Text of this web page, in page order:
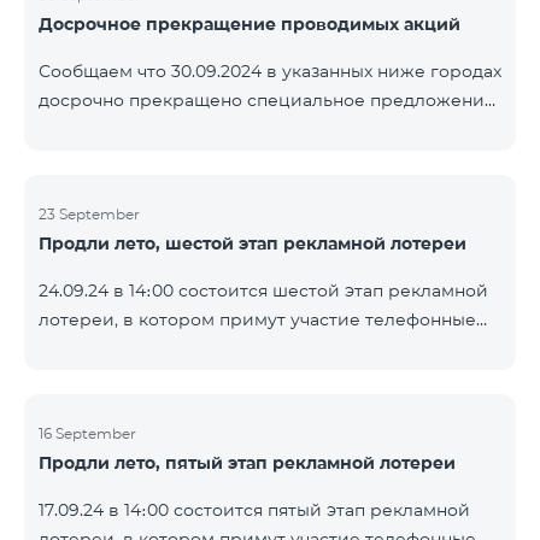
помощью генератора случайных чисел. Следите за
YouTube. Подробнее:
https://www.telecomarmenia.am/ru/B2S
Досрочное прекращение проводимых акций
Сообщаем что 30.09.2024 в указанных ниже городах
досрочно прекращено специальное предложение,
9900. Вайк Чаренцаван Ванадзор
23 September
Продли лето, шестой этап рекламной лотереи
24.09.24 в 14։00 состоится шестой этап рекламной
лотереи, в котором примут участие телефонные
Выигравшие номера телефонов будут выбраны с
помощью генератора случайных чисел. Следите за
YouTube. Подробнее:
16 September
Продли лето, пятый этап рекламной лотереи
17.09.24 в 14։00 состоится пятый этап рекламной